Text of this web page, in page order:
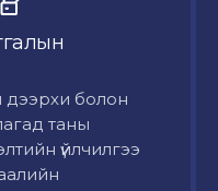
болон
таны
үйлчилгээ